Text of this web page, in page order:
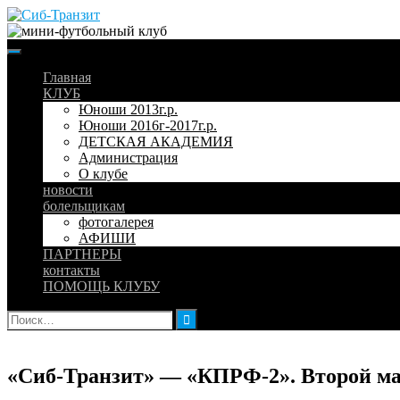
Skip
to
content
Главная
КЛУБ
Юноши 2013г.р.
Юноши 2016г-2017г.р.
ДЕТСКАЯ АКАДЕМИЯ
Администрация
О клубе
новости
болельщикам
фотогалерея
АФИШИ
ПАРТНЕРЫ
контакты
ПОМОЩЬ КЛУБУ
Найти:
«Сиб-Транзит» — «КПРФ-2». Второй